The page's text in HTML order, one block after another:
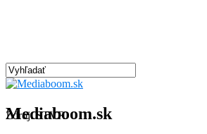
Mediaboom.sk
Zdroj: STVR